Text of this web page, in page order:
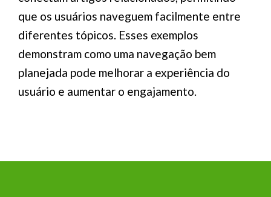
que os usuários naveguem facilmente entre
diferentes tópicos. Esses exemplos
demonstram como uma navegação bem
planejada pode melhorar a experiência do
usuário e aumentar o engajamento.